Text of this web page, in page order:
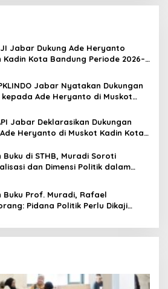
Jabar Dukung Ade Heryanto
Kadin Kota Bandung Periode 2026–
Jabar Nyatakan Dukungan
kepada Ade Heryanto di Muskot
Jabar Deklarasikan Dukungan
Heryanto di Muskot Kadin Kota
Buku di STHB, Muradi Soroti
dan Dimensi Politik dalam
Buku Prof. Muradi, Rafael
Pidana Politik Perlu Dikaji